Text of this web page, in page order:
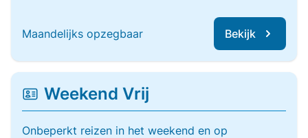
Maandelijks opzegbaar Bekijk
Weekend Vrij
Onbeperkt reizen in het weekend en op